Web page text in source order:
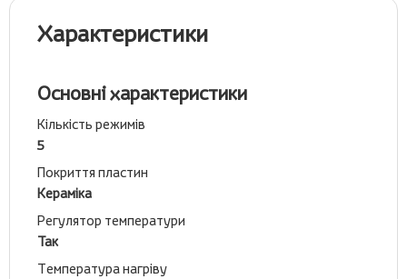
Характеристики
Основні характеристики
Кількість режимів
5
Покриття пластин
Кераміка
Регулятор температури
Так
Температура нагріву